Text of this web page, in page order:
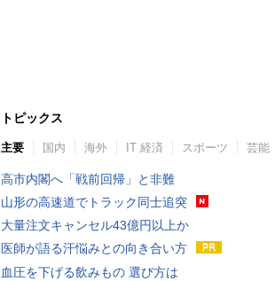
トピックス
主要 国内 海外 IT 経済 スポーツ 芸能
高市内閣へ「戦前回帰」と非難
山形の高速道でトラック同士追突
大量注文キャンセル43億円以上か
医師が語る汗悩みとの向き合い方
血圧を下げる飲みもの 選び方は